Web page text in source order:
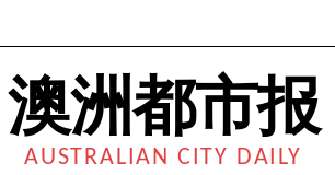
澳洲都市报
AUSTRALIAN CITY DAILY